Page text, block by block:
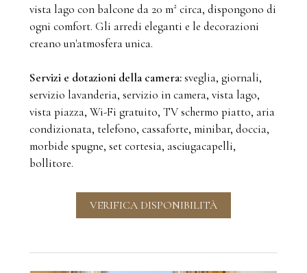
vista lago con balcone da 20 m² circa, dispongono di
ogni comfort. Gli arredi eleganti e le decorazioni
creano un'atmosfera unica.
Servizi e dotazioni della camera:sveglia, giornali,
servizio lavanderia, servizio in camera, vista lago,
vista piazza, Wi-Fi gratuito, TV schermo piatto, aria
condizionata, telefono, cassaforte, minibar, doccia,
morbide spugne, set cortesia, asciugacapelli,
bollitore.
VERIFICA DISPONIBILITÀ